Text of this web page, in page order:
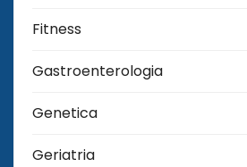
Fitness
Gastroenterologia
Genetica
Geriatria